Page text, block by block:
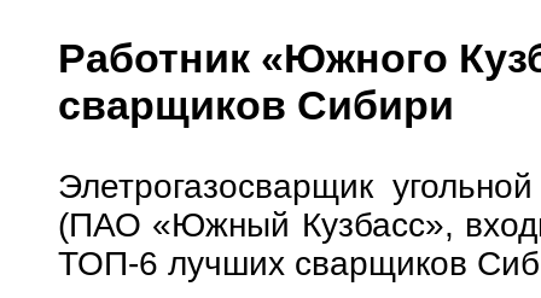
Работник «Южного
сварщиков Сибири
Элетрогазосварщик
(ПАО «Южный Кузбасс»,
ТОП-6 лучших сварщиков